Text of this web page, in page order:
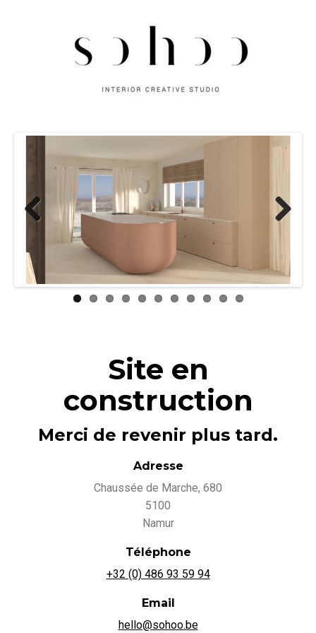
Previous
Site en
construction
Merci de revenir plus tard.
Adresse
Chaussée de Marche, 680
5100
Namur
Téléphone
+32 (0) 486 93 59 94
Email
hello@sohoo.be